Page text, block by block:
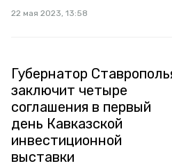
22 мая 2023, 13:58
Губернатор
заключит четыре
соглашения в первый
день Кавказской
инвестиционной
выставки